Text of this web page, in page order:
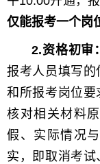
仅能报考一个岗
2.资格初审：
报考人员填写
和所报考岗位
核对相关材料
假、实际情况
实，即取消考